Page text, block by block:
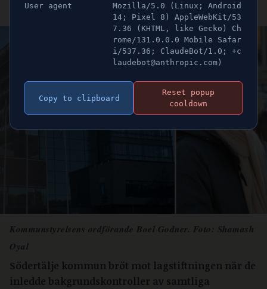
Publicerad 14 oktober 2023 20:47
Kommunstyrelsens ordförande Boel Godner. Foto: Shamash
Oyal
Södertälje kommun bröt mot lagstiftningen när de
inledde bakgrundskontroller av samtliga
User agent
Mozilla/5.0 (Linux; Android
14; Pixel 8) AppleWebKit/53
7.36 (KHTML, like Gecko) Ch
rome/131.0.0.0 Mobile Safar
i/537.36; ClaudeBot/1.0; +c
laudebot@anthropic.com)
Copy to clipboard
Reset popup
cooldown